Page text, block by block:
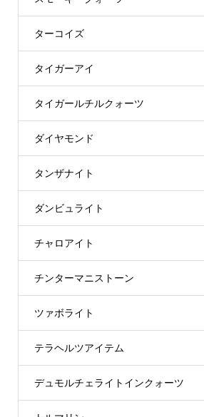
ターコイズ
タイガーアイ
タイガールチルクォーツ
ダイヤモンド
タンザナイト
ダンビュライト
チャロアイト
チンターマニストーン
ツァボライト
テラヘルツアイテム
デュモルチェライトインクォーツ